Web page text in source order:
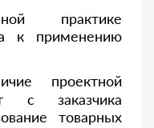
практике
к применению
проектной
с заказчика
товарных